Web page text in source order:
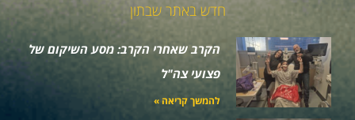
חדש באתר שבתון
הקרב שאחרי הקרב: מסע השיקום של
פצועי צה"ל
להמשך קריאה »